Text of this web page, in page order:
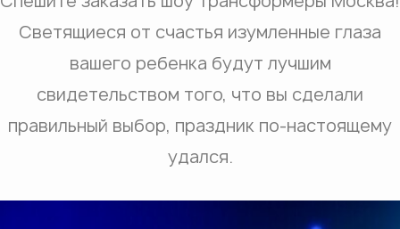
Светящиеся от счастья изумленные глаза
вашего ребенка будут лучшим
свидетельством того, что вы сделали
правильный выбор, праздник по-настоящему
удался.